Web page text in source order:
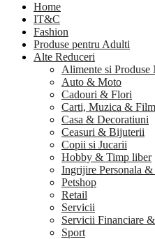
Home
IT&C
Fashion
Produse pentru Adulti
Alte Reduceri
Alimente si Produse
Auto & Moto
Cadouri & Flori
Carti, Muzica &
Casa & Decoratiuni
Ceasuri & Bijuterii
Copii si Jucarii
Hobby & Timp liber
Ingrijire Personala &
Petshop
Retail
Servicii
Servicii Financiare
Sport